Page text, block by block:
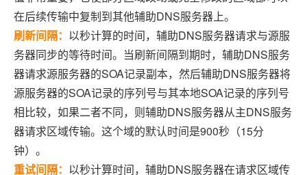
在后续传输中复制到其他辅助DNS服务器上。
刷新间隔： 以秒计算的时间，辅助DNS服务器请求与源服
务器同步的等待时间。当刷新间隔到期时，辅助DNS服务
器请求源服务器的SOA记录副本，然后辅助DNS服务器将
源服务器的SOA记录的序列号与其本地SOA记录的序列号
相比较，如果二者不同，则辅助DNS服务器从主DNS服务
器请求区域传输。这个域的默认时间是900秒（15分
钟）。
重试间隔： 以秒计算时间，辅助DNS服务器在请求区域传